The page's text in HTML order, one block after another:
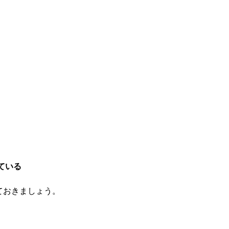
いる
きましょう。